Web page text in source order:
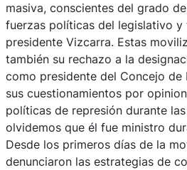
masiva, conscientes del grado
fuerzas políticas del legislativo y
presidente Vizcarra. Estas
también su rechazo a la
como presidente del Concejo de
sus cuestionamientos por
políticas de represión durante
olvidemos que él fue ministro
Desde los primeros días de la
denunciaron las estrategias de